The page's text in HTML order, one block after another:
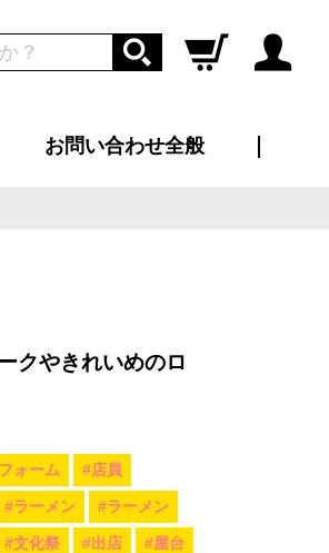
ログイン
お問い合わせ全般
クやきれいめのロ
ォーム #店員
#ラーメン #ラーメン
#文化祭 #出店 #屋台